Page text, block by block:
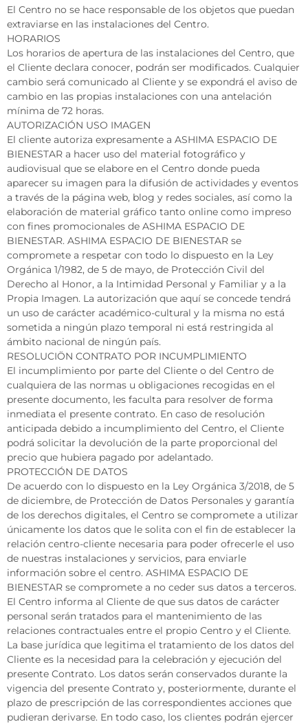
El Centro no se hace responsable de los objetos que puedan
extraviarse en las instalaciones del Centro.
HORARIOS
Los horarios de apertura de las instalaciones del Centro, que
el Cliente declara conocer, podrán ser modificados. Cualquier
cambio será comunicado al Cliente y se expondrá el aviso de
cambio en las propias instalaciones con una antelación
mínima de 72 horas.
AUTORIZACIÓN USO IMAGEN
El cliente autoriza expresamente a ASHIMA ESPACIO DE
BIENESTAR a hacer uso del material fotográfico y
audiovisual que se elabore en el Centro donde pueda
aparecer su imagen para la difusión de actividades y eventos
a través de la página web, blog y redes sociales, así como la
elaboración de material gráfico tanto online como impreso
con fines promocionales de ASHIMA ESPACIO DE
BIENESTAR. ASHIMA ESPACIO DE BIENESTAR se
compromete a respetar con todo lo dispuesto en la Ley
Orgánica 1/1982, de 5 de mayo, de Protección Civil del
Derecho al Honor, a la Intimidad Personal y Familiar y a la
Propia Imagen. La autorización que aquí se concede tendrá
un uso de carácter académico-cultural y la misma no está
sometida a ningún plazo temporal ni está restringida al
ámbito nacional de ningún país.
RESOLUCIÖN CONTRATO POR INCUMPLIMIENTO
El incumplimiento por parte del Cliente o del Centro de
cualquiera de las normas u obligaciones recogidas en el
presente documento, les faculta para resolver de forma
inmediata el presente contrato. En caso de resolución
anticipada debido a incumplimiento del Centro, el Cliente
podrá solicitar la devolución de la parte proporcional del
precio que hubiera pagado por adelantado.
PROTECCIÓN DE DATOS
De acuerdo con lo dispuesto en la Ley Orgánica 3/2018, de 5
de diciembre, de Protección de Datos Personales y garantía
de los derechos digitales, el Centro se compromete a utilizar
únicamente los datos que le solita con el fin de establecer la
relación centro-cliente necesaria para poder ofrecerle el uso
de nuestras instalaciones y servicios, para enviarle
información sobre el centro. ASHIMA ESPACIO DE
BIENESTAR se compromete a no ceder sus datos a terceros.
El Centro informa al Cliente de que sus datos de carácter
personal serán tratados para el mantenimiento de las
relaciones contractuales entre el propio Centro y el Cliente.
La base jurídica que legitima el tratamiento de los datos del
Cliente es la necesidad para la celebración y ejecución del
presente Contrato. Los datos serán conservados durante la
vigencia del presente Contrato y, posteriormente, durante el
plazo de prescripción de las correspondientes acciones que
pudieran derivarse. En todo caso, los clientes podrán ejercer